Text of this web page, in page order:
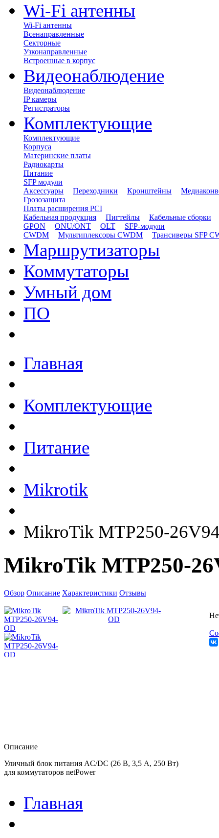
Wi-Fi антенны
Wi-Fi антенны
Всенаправленные
Секторные
Узконаправленные
Встроенные в корпус
Видеонаблюдение
Видеонаблюдение
IP камеры
Регистраторы
Комплектующие
Комплектующие
Корпуса
Материнские платы
Радиокарты
Питание
SFP модули
Аксессуары
Переходники Кронштейны
Грозозащита
Платы расширения PCI
Кабельная продукция
Пигтейлы
Кабельные сборки
GPON
ONU/ONT OLT
SFP-модули
CWDM
Мультиплексоры CWDM Трансиверы SFP
Маршрутизаторы
Коммутаторы
Умный дом
ПО
Главная
Комплектующие
Питание
Mikrotik
MikroTik MTP250-
MikroTik MTP250-
Обзор Описание Характеристики Отзывы
Описание
Уличный блок питания AC/DC (26 В, 3,5 А, 250 Вт)
для коммутаторов netPower
Главная